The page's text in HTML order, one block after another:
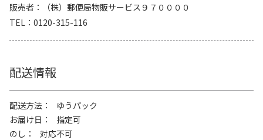
販売者
（株）郵便局物販サービス９７００００
TEL
0120-315-116
配送情報
配送方法
ゆうパック
お届け日
指定可
のし
対応不可